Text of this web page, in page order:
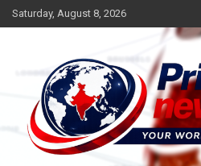
Skip
to
Saturday, August 8, 2026